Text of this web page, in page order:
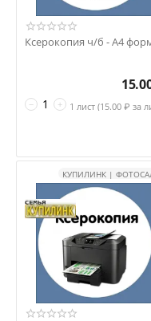
Ксерокопия ч/б - А4
+
− 1 лист (15.00 ₽ за
КУПИЛИНК |